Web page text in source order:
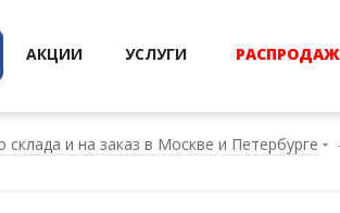
АКЦИИ УСЛУГИ
и на заказ в Москве и Петербурге